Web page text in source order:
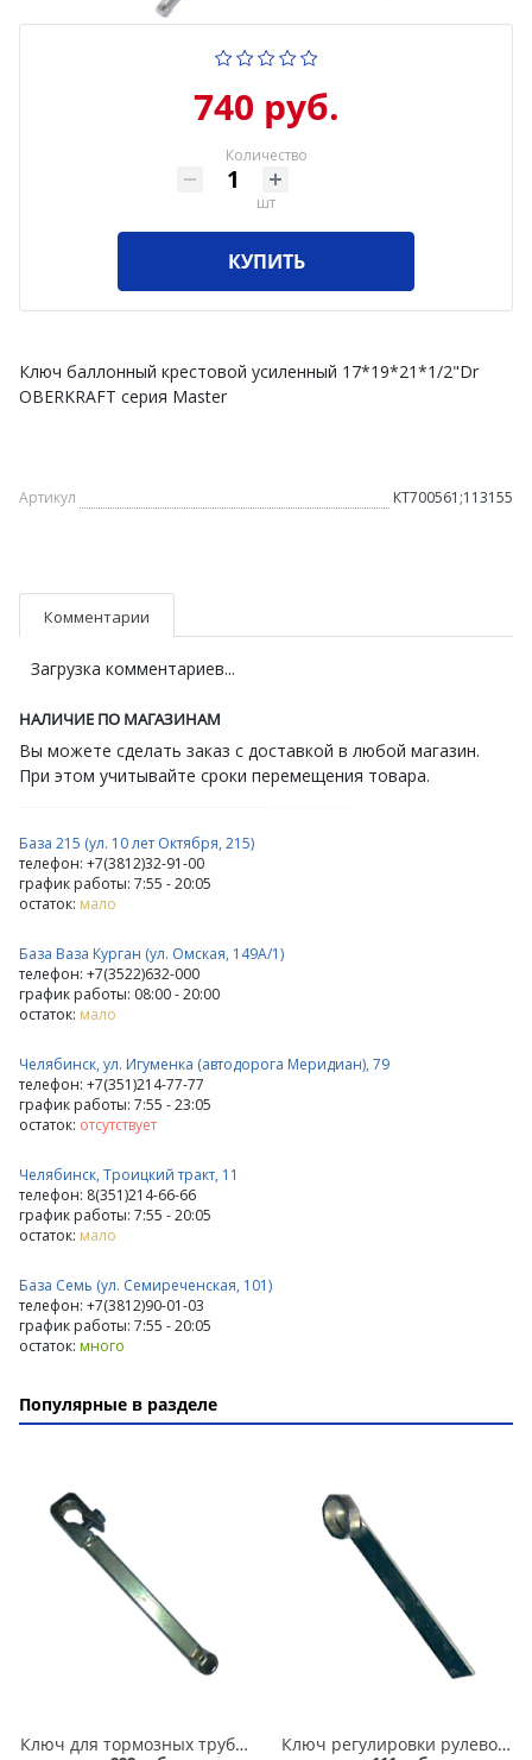
740 руб.
Количество
шт
КУПИТЬ
Ключ баллонный крестовой усиленный 17*19*21*1/2"Dr
OBERKRAFT серия Master
Артикул КТ700561;113155
Комментарии
Загрузка комментариев...
НАЛИЧИЕ ПО МАГАЗИНАМ
Вы можете сделать заказ с доставкой в любой магазин.
При этом учитывайте сроки перемещения товара.
База 215 (ул. 10 лет Октября, 215)
телефон: +7(3812)32-91-00
график работы: 7:55 - 20:05
остаток: мало
База Ваза Курган (ул. Омская, 149А/1)
телефон: +7(3522)632-000
график работы: 08:00 - 20:00
остаток: мало
Челябинск, ул. Игуменка (автодорога Меридиан), 79
телефон: +7(351)214-77-77
график работы: 7:55 - 23:05
остаток: отсутствует
Челябинск, Троицкий тракт, 11
телефон: 8(351)214-66-66
график работы: 7:55 - 20:05
остаток: мало
База Семь (ул. Семиреченская, 101)
телефон: +7(3812)90-01-03
график работы: 7:55 - 20:05
остаток: много
Популярные в разделе
Ключ для тормозных трубок 10*12 усиленный в Омске Ключ регулировки рулевой рейки 2110-012 в Омске